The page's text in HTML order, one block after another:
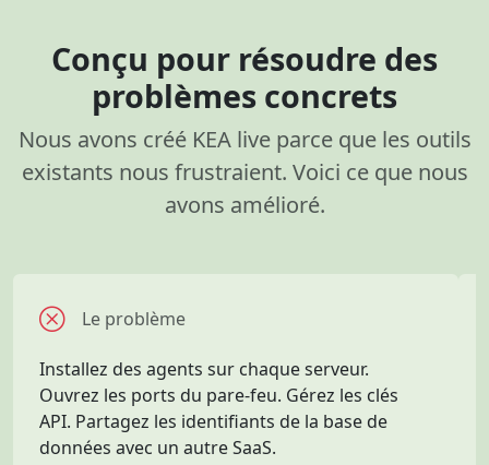
Conçu pour résoudre des
problèmes concrets
Nous avons créé KEA live parce que les outils
existants nous frustraient. Voici ce que nous
avons amélioré.
Le problème
Installez des agents sur chaque serveur.
Ouvrez les ports du pare-feu. Gérez les clés
API. Partagez les identifiants de la base de
données avec un autre SaaS.